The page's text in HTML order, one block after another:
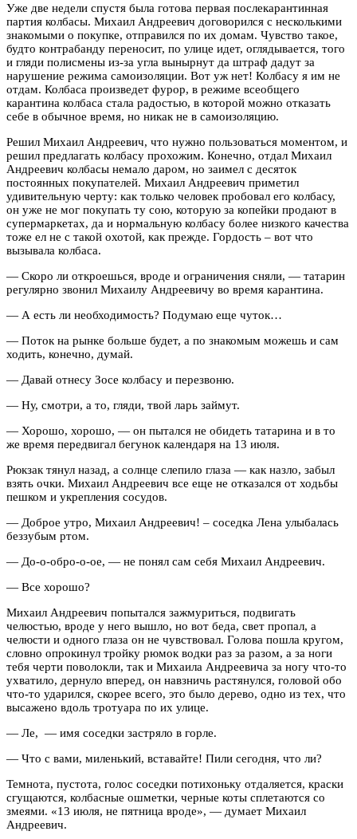
Уже две недели спустя была готова первая послекарантинная
партия колбасы. Михаил Андреевич договорился с несколькими
знакомыми о покупке, отправился по их домам. Чувство такое,
будто контрабанду переносит, по улице идет, оглядывается, того
и гляди полисмены из-за угла вынырнут да штраф дадут за
нарушение режима самоизоляции. Вот уж нет! Колбасу я им не
отдам. Колбаса произведет фурор, в режиме всеобщего
карантина колбаса стала радостью, в которой можно отказать
себе в обычное время, но никак не в самоизоляцию.
Решил Михаил Андреевич, что нужно пользоваться моментом, и
решил предлагать колбасу прохожим. Конечно, отдал Михаил
Андреевич колбасы немало даром, но заимел с десяток
постоянных покупателей. Михаил Андреевич приметил
удивительную черту: как только человек пробовал его колбасу,
он уже не мог покупать ту сою, которую за копейки продают в
супермаркетах, да и нормальную колбасу более низкого качества
тоже ел не с такой охотой, как прежде. Гордость – вот что
вызывала колбаса.
— Скоро ли откроешься, вроде и ограничения сняли, — татарин
регулярно звонил Михаилу Андреевичу во время карантина.
— А есть ли необходимость? Подумаю еще чуток…
— Поток на рынке больше будет, а по знакомым можешь и сам
ходить, конечно, думай.
— Давай отнесу Зосе колбасу и перезвоню.
— Ну, смотри, а то, гляди, твой ларь займут.
— Хорошо, хорошо, — он пытался не обидеть татарина и в то
же время передвигал бегунок календаря на 13 июля.
Рюкзак тянул назад, а солнце слепило глаза — как назло, забыл
взять очки. Михаил Андреевич все еще не отказался от ходьбы
пешком и укрепления сосудов.
— Доброе утро, Михаил Андреевич! – соседка Лена улыбалась
беззубым ртом.
— До-о-обро-о-ое, — не понял сам себя Михаил Андреевич.
— Все хорошо?
Михаил Андреевич попытался зажмуриться, подвигать
челюстью, вроде у него вышло, но вот беда, свет пропал, а
челюсти и одного глаза он не чувствовал. Голова пошла кругом,
словно опрокинул тройку рюмок водки раз за разом, а за ноги
тебя черти поволокли, так и Михаила Андреевича за ногу что-то
ухватило, дернуло вперед, он навзничь растянулся, головой обо
что-то ударился, скорее всего, это было дерево, одно из тех, что
высажено вдоль тротуара по их улице.
— Ле, — имя соседки застряло в горле.
— Что с вами, миленький, вставайте! Пили сегодня, что ли?
Темнота, пустота, голос соседки потихоньку отдаляется, краски
сгущаются, колбасные ошметки, черные коты сплетаются со
змеями. «13 июля, не пятница вроде», — думает Михаил
Андреевич.